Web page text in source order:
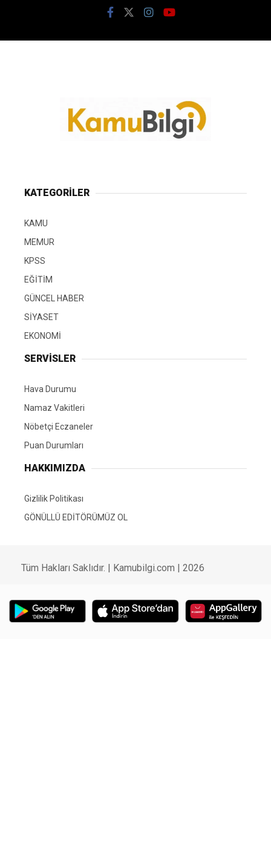
KATEGORİLER
KAMU
MEMUR
KPSS
EĞİTİM
GÜNCEL HABER
SİYASET
EKONOMİ
SERVİSLER
Hava Durumu
Namaz Vakitleri
Nöbetçi Eczaneler
Puan Durumları
HAKKIMIZDA
Gizlilik Politikası
GÖNÜLLÜ EDİTÖRÜMÜZ OL
Tüm Hakları Saklıdır. | Kamubilgi.com | 2026